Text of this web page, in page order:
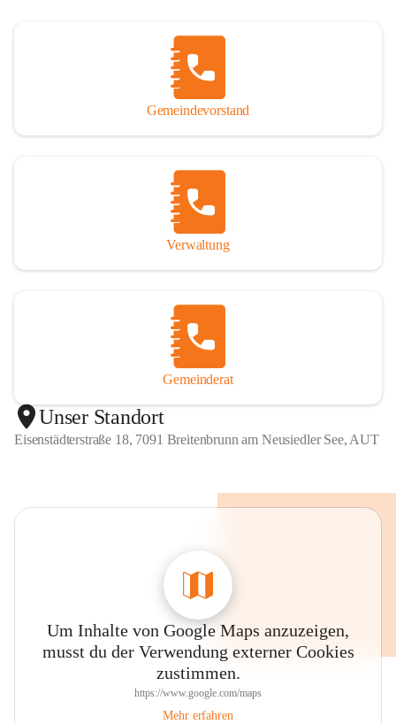
Gemeindevorstand
Verwaltung
Gemeinderat
Unser Standort
Eisenstädterstraße 18, 7091 Breitenbrunn am Neusiedler See, AUT
Um Inhalte von Google Maps anzuzeigen,
musst du der Verwendung externer Cookies
zustimmen.
https://www.google.com/maps
Mehr erfahren